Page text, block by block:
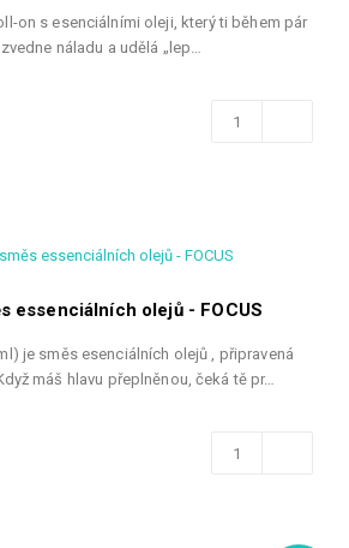
on s esenciálními oleji, který ti během pár
náladu a udělá „lep…
essenciálních olejů - FOCUS
je směs esenciálních olejů , připravená
máš hlavu přeplněnou, čeká tě pr…